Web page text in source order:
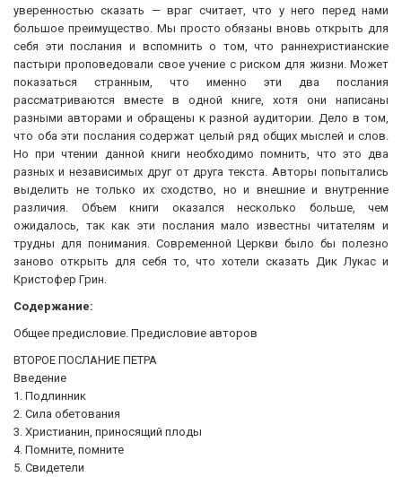
уверенностью сказать — враг считает, что у него перед нами
большое преимущество. Мы просто обязаны вновь открыть для
себя эти послания и вспомнить о том, что раннехристианские
пастыри проповедовали свое учение с риском для жизни. Может
показаться странным, что именно эти два послания
рассматриваются вместе в одной книге, хотя они написаны
разными авторами и обращены к разной аудитории. Дело в том,
что оба эти послания содержат целый ряд общих мыслей и слов.
Но при чтении данной книги необходимо помнить, что это два
разных и независимых друг от друга текста. Авторы попытались
выделить не только их сходство, но и внешние и внутренние
различия. Объем книги оказался несколько больше, чем
ожидалось, так как эти послания мало известны читателям и
трудны для понимания. Современной Церкви было бы полезно
заново открыть для себя то, что хотели сказать Дик Лукас и
Кристофер Грин.
Содержание:
Общее предисловие. Предисловие авторов
ВТОРОЕ ПОСЛАНИЕ ПЕТРА
Введение
1. Подлинник
2. Сила обетования
3. Христианин, приносящий плоды
4. Помните, помните
5. Свидетели